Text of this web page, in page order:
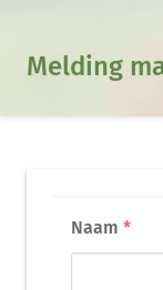
Melding
Naam *